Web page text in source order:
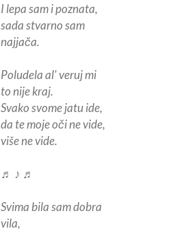
I lepa sam i poznata,
sada stvarno sam
najjača.
Poludela al' veruj mi
to nije kraj.
Svako svome jatu ide,
da te moje oči ne vide,
više ne vide.
♬ ♪ ♬
Svima bila sam dobra
vila,